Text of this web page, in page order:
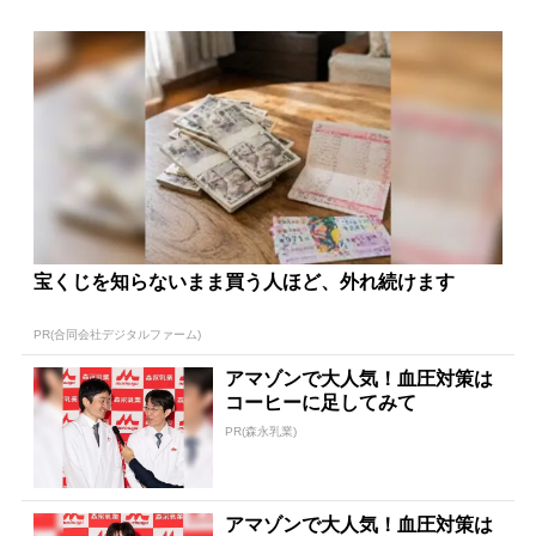
宝くじを知らないまま買う人ほど、外れ続けます
PR(合同会社デジタルファーム)
アマゾンで大人気！血圧対策は
コーヒーに足してみて
PR(森永乳業)
アマゾンで大人気！血圧対策は